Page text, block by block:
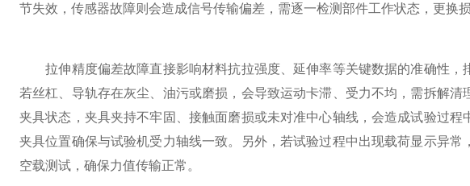
节失效，传感器故障则会造成信号传输偏差，需逐一检测部件工作状态，更换
拉伸精度偏差故障直接影响材料抗拉强度、延伸率等关键数据的准确性，
若丝杠、导轨存在灰尘、油污或磨损，会导致运动卡滞、受力不均，需拆解
夹具状态，夹具夹持不牢固、接触面磨损或未对准中心轴线，会造成试验过
夹具位置确保与试验机受力轴线一致。另外，若试验过程中出现载荷显示异
空载测试，确保力值传输正常。